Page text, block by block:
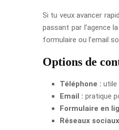
Si tu veux avancer
passant par l’agence
formulaire ou l’email
Options de
Téléphone : utile
Email : pratique
Formulaire en
Réseaux